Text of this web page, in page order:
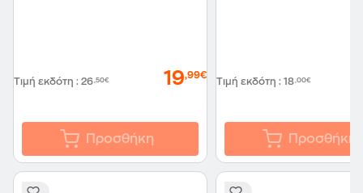
Τιμή εκδότη : 26,50€ 19,99€
Προσθήκη
Τιμή εκδότη : 18,00€
Προσθήκη